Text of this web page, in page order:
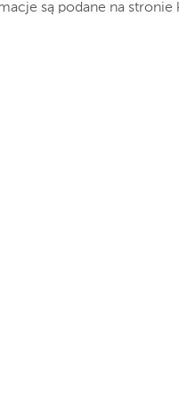
są podane na stronie